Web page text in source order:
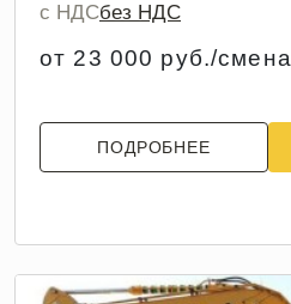
с НДСбез НДС
от 23 000 руб./смена
ПОДРОБНЕЕ